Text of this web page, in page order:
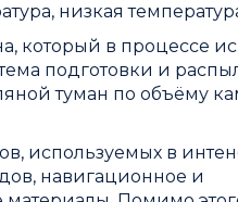
низкая
который в процессе
подготовки и
туман по объёму
используемых в
навигационное и